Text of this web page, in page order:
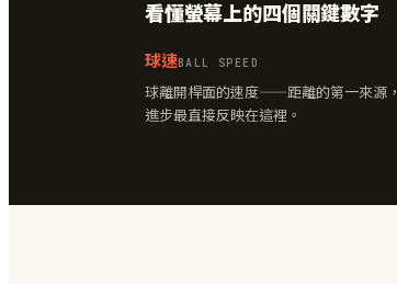
看懂螢幕上的四個關鍵數字
球速BALL SPEED
球離開桿面的速度——距離的第一來源，
進步最直接反映在這裡。